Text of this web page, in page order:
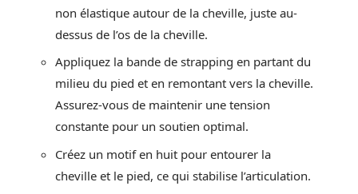
non élastique autour de la cheville, juste au-
dessus de l’os de la cheville.
Appliquez la bande de strapping en partant du
milieu du pied et en remontant vers la cheville.
Assurez-vous de maintenir une tension
constante pour un soutien optimal.
Créez un motif en huit pour entourer la
cheville et le pied, ce qui stabilise l’articulation.